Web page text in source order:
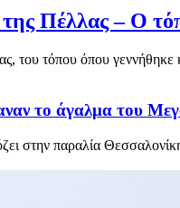
Πέλλας – Ο
του τόπου όπου
το άγαλμα του
στην παραλία